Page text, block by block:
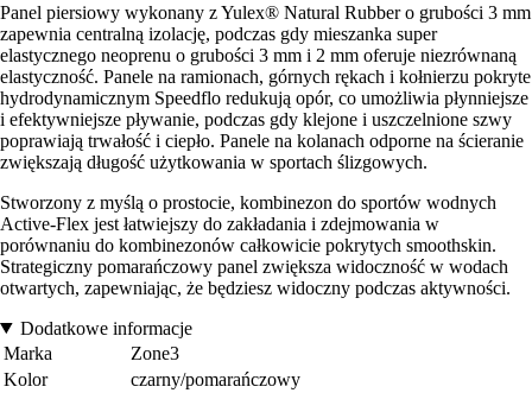
Panel piersiowy wykonany z Yulex® Natural Rubber o grubości 3 mm
zapewnia centralną izolację, podczas gdy mieszanka super
elastycznego neoprenu o grubości 3 mm i 2 mm oferuje niezrównaną
elastyczność. Panele na ramionach, górnych rękach i kołnierzu pokryte
hydrodynamicznym Speedflo redukują opór, co umożliwia płynniejsze
i efektywniejsze pływanie, podczas gdy klejone i uszczelnione szwy
poprawiają trwałość i ciepło. Panele na kolanach odporne na ścieranie
zwiększają długość użytkowania w sportach ślizgowych.
Stworzony z myślą o prostocie, kombinezon do sportów wodnych
Active-Flex jest łatwiejszy do zakładania i zdejmowania w
porównaniu do kombinezonów całkowicie pokrytych smoothskin.
Strategiczny pomarańczowy panel zwiększa widoczność w wodach
otwartych, zapewniając, że będziesz widoczny podczas aktywności.
Dodatkowe informacje
Marka
Zone3
Kolor
czarny/pomarańczowy